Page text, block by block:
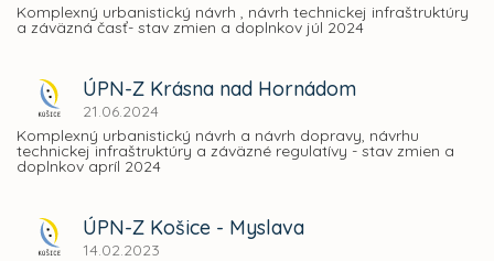
Komplexný urbanistický návrh , návrh technickej infraštruktúry
a záväzná časť- stav zmien a doplnkov júl 2024
ÚPN-Z Krásna nad Hornádom
21.06.2024
Komplexný urbanistický návrh a návrh dopravy, návrhu
technickej infraštruktúry a záväzné regulatívy - stav zmien a
doplnkov apríl 2024
ÚPN-Z Košice - Myslava
14.02.2023